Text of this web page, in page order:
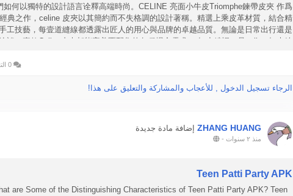
如何以獨特的設計語言诠釋高端時尚。CELINE 亮面小牛皮Triomphe鍊帶皮夾 作爲
典之作，celine 皮夾以其簡約而不失格調的設計著稱。精選上乘皮革材質，結合精
工技藝，每壹道縫線都透露出匠人的用心與品牌的卓越品質。無論是日常出行還是
談，壹款Celine皮夾都能完美匹配您的各種場合需求。 短小精悍，是celine 短夾給
，輕松滿足您的日常所需。其獨特的設計元素，如標志性的金屬Logo或精致的印花
celine...
الرجاء تسجيل الدخول , للأعجاب والمشاركة والتعليق على هذا!
ZHANG HUANG إضافة مادة جديدة
منذ ٢ سنوات -
Teen Patti Party APK
are Some of the Distinguishing Characteristics of Teen Patti Party APK? Teen